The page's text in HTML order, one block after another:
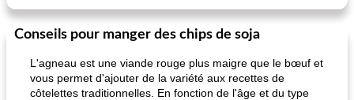
Conseils pour manger des chips de soja
L'agneau est une viande rouge plus maigre que le bœuf et
vous permet d'ajouter de la variété aux recettes de
côtelettes traditionnelles. En fonction de l'âge et du type